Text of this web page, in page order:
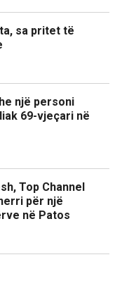
sa pritet të
një personi
69-vjeçari në
Top Channel
për një
në Patos